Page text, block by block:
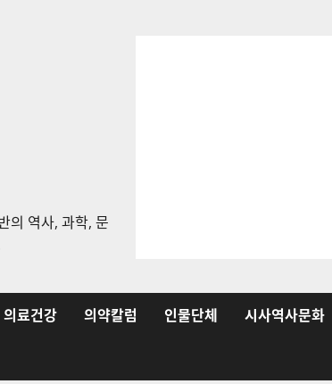
의 역사, 과학, 문
의료건강 의약칼럼 인물단체 시사역사문화